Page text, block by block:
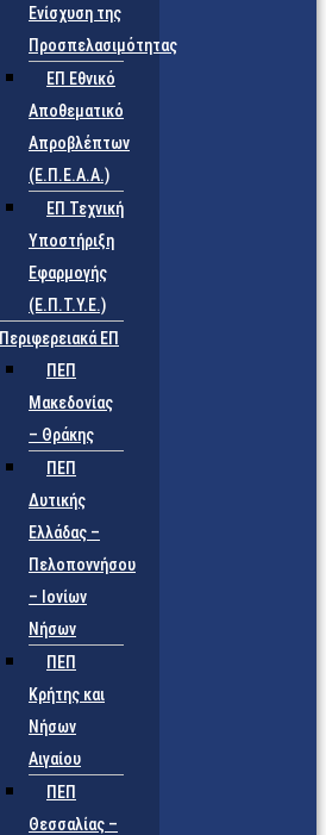
Ενίσχυση της
Προσπελασιμότητας
ΕΠ Εθνικό
Αποθεματικό
Απροβλέπτων
(Ε.Π.Ε.Α.Α.)
ΕΠ Τεχνική
Υποστήριξη
Εφαρμογής
(Ε.Π.Τ.Υ.Ε.)
Περιφερειακά ΕΠ
ΠΕΠ
Μακεδονίας
– Θράκης
ΠΕΠ
Δυτικής
Ελλάδας –
Πελοποννήσου
– Ιονίων
Νήσων
ΠΕΠ
Κρήτης και
Νήσων
Αιγαίου
ΠΕΠ
Θεσσαλίας –